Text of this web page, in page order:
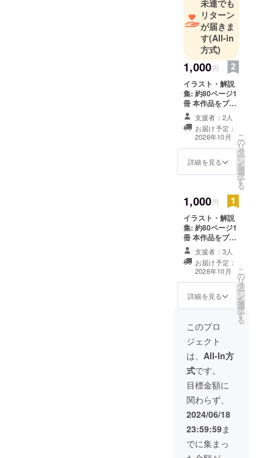
動に取り組
んできまし
た。特に
「もしこう
だった
ら？」とい
うIFの世界を
描くことが
好きで、
ゲーム制作
にその想像
力やユーモ
ヤーに新し
い体験を届
けたいと考
えていま
す。現在、
必要な技術
を学びなが
ら、作品を
段階です。
応援よろし
くお願いし
ます！
未達でも
リターン
が届きま
す(All-in
方式)
1,000円
イラスト・解説
集: 約80ページ1
冊 本作品をプレ
イできるソフト
Disc(pc必須)
支援者：2人
お届け予定：
2026年10月
詳細を見る
こ
の
リ
タ
ー
ン
を
選
択
す
る
1,000円
イラスト・解説
集: 約80ページ1
冊 本作品をプレ
イできるソフト
USB(pc必須)
支援者：3人
お届け予定：
2026年10月
詳細を見る
こ
の
リ
タ
ー
ン
を
選
択
す
る
このプロ
ジェクト
は、 All-In方
式です。
目標金額に
関わらず、
2024/06/18
23:59:59ま
でに集まっ